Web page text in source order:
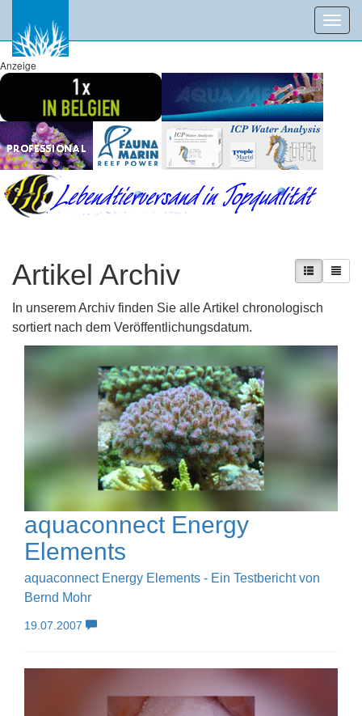
Anzeige
Artikel Archiv
In unserem Archiv finden Sie alle Artikel chronologisch
sortiert nach dem Veröffentlichungsdatum.
aquaconnect Energy
Elements
aquaconnect Energy Elements - Ein Testbericht von
Bernd Mohr
19.07.2007